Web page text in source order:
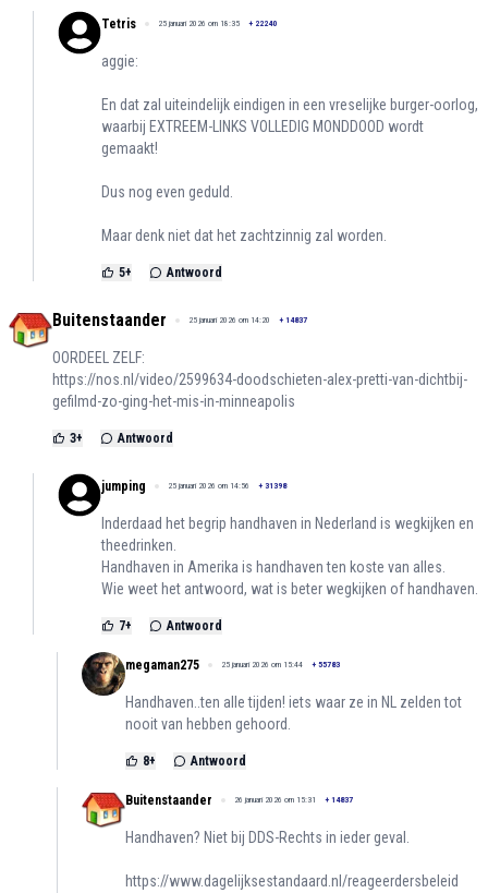
Tetris 25 januari 2026 om 18:35 + 22240
aggie:
En dat zal uiteindelijk eindigen in een vreselijke burger-oorlog,
waarbij EXTREEM-LINKS VOLLEDIG MONDDOOD wordt
gemaakt!
Dus nog even geduld.
Maar denk niet dat het zachtzinnig zal worden.
5+ Antwoord
Buitenstaander 25 januari 2026 om 14:20 + 14837
OORDEEL ZELF:
https://nos.nl/video/2599634-doodschieten-alex-pretti-van-dichtbij-
gefilmd-zo-ging-het-mis-in-minneapolis
3+ Antwoord
jumping 25 januari 2026 om 14:56 + 31398
Inderdaad het begrip handhaven in Nederland is wegkijken en
theedrinken.
Handhaven in Amerika is handhaven ten koste van alles.
Wie weet het antwoord, wat is beter wegkijken of handhaven.
7+ Antwoord
megaman275 25 januari 2026 om 15:44 + 55783
Handhaven..ten alle tijden! iets waar ze in NL zelden tot
nooit van hebben gehoord.
8+ Antwoord
Buitenstaander 26 januari 2026 om 15:31 + 14837
Handhaven? Niet bij DDS-Rechts in ieder geval.
https://www.dagelijksestandaard.nl/reageerdersbeleid